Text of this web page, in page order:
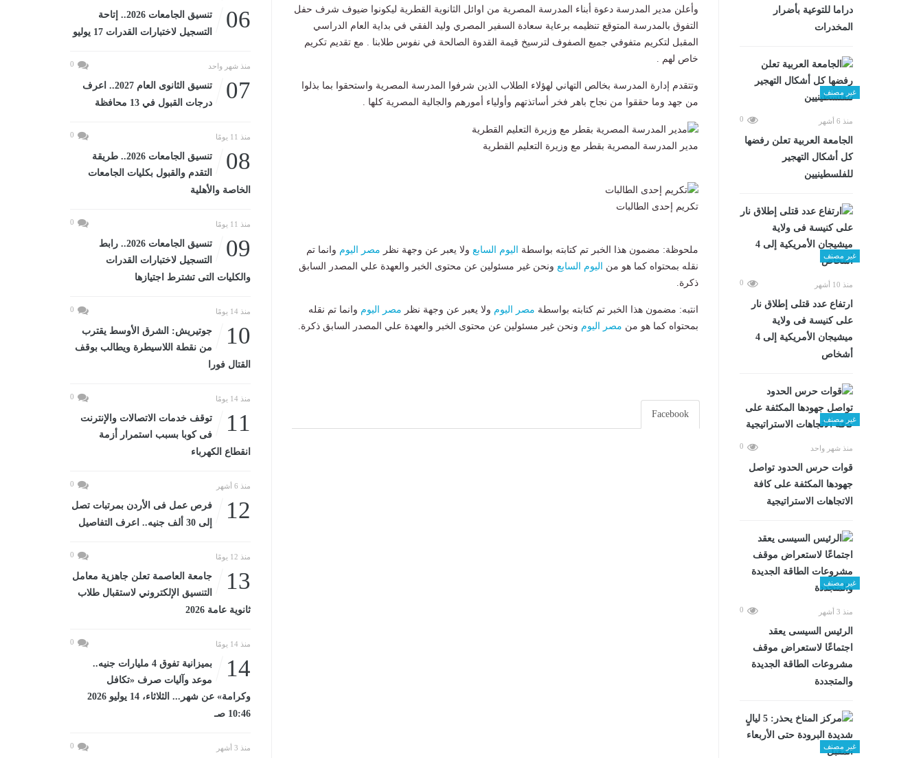
دراما للتوعية بأضرار
المخدرات
غير مصنف
منذ 6 أشهر 0
الجامعة العربية تعلن رفضها
كل أشكال التهجير
للفلسطينيين
غير مصنف
منذ 10 أشهر 0
ارتفاع عدد قتلى إطلاق نار
على كنيسة فى ولاية
ميشيجان الأمريكية إلى 4
أشخاص
غير مصنف
منذ شهر واحد 0
قوات حرس الحدود تواصل
جهودها المكثفة على كافة
الاتجاهات الاستراتيجية
غير مصنف
منذ 3 أشهر 0
الرئيس السيسى يعقد
اجتماعًا لاستعراض موقف
مشروعات الطاقة الجديدة
والمتجددة
غير مصنف
وأعلن مدير المدرسة دعوة أبناء المدرسة المصرية من اوائل الثانوية القطرية ليكونوا ضيوف شرف حفل
التفوق بالمدرسة المتوقع تنظيمه برعاية سعادة السفير المصري وليد الفقي في بداية العام الدراسي
المقبل لتكريم متفوفي جميع الصفوف لترسيخ قيمة القدوة الصالحة في نفوس طلابنا . مع تقديم تكريم
خاص لهم .
وتتقدم إدارة المدرسة بخالص التهاني لهؤلاء الطلاب الذين شرفوا المدرسة المصرية واستحقوا بما بذلوا
من جهد وما حققوا من نجاح باهر فخر أساتذتهم وأولياء أمورهم والجالية المصرية كلها .
مدير المدرسة المصرية بقطر مع وزيرة التعليم القطرية
تكريم إحدى الطالبات
ملحوظة: مضمون هذا الخبر تم كتابته بواسطة اليوم السابع ولا يعبر عن وجهة نظر مصر اليوم وانما تم
نقله بمحتواه كما هو من اليوم السابع ونحن غير مسئولين عن محتوى الخبر والعهدة علي المصدر السابق
ذكرة.
انتبه: مضمون هذا الخبر تم كتابته بواسطة مصر اليوم ولا يعبر عن وجهة نظر مصر اليوم وانما تم نقله
بمحتواه كما هو من مصر اليوم ونحن غير مسئولين عن محتوى الخبر والعهدة علي المصدر السابق ذكرة.
Facebook
06
تنسيق الجامعات 2026.. إتاحة
التسجيل لاختبارات القدرات 17 يوليو
منذ شهر واحد 0
07
تنسيق الثانوى العام 2027.. اعرف
درجات القبول في 13 محافظة
منذ 11 يومًا 0
08
تنسيق الجامعات 2026.. طريقة
التقدم والقبول بكليات الجامعات
الخاصة والأهلية
منذ 11 يومًا 0
09
تنسيق الجامعات 2026.. رابط
التسجيل لاختبارات القدرات
والكليات التى تشترط اجتيازها
منذ 14 يومًا 0
10
جوتيريش: الشرق الأوسط يقترب
من نقطة اللاسيطرة ويطالب بوقف
القتال فورا
منذ 14 يومًا 0
11
توقف خدمات الاتصالات والإنترنت
فى كوبا بسبب استمرار أزمة
انقطاع الكهرباء
منذ 6 أشهر 0
12
فرص عمل فى الأردن بمرتبات تصل
إلى 30 ألف جنيه.. اعرف التفاصيل
منذ 12 يومًا 0
13
جامعة العاصمة تعلن جاهزية معامل
التنسيق الإلكتروني لاستقبال طلاب
ثانوية عامة 2026
منذ 14 يومًا 0
14
بميزانية تفوق 4 مليارات جنيه..
موعد وآليات صرف «تكافل
وكرامة» عن شهر... الثلاثاء، 14 يوليو 2026
10:46 صـ
منذ 3 أشهر 0